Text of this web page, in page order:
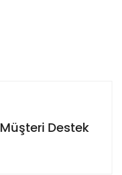
Müşteri Destek